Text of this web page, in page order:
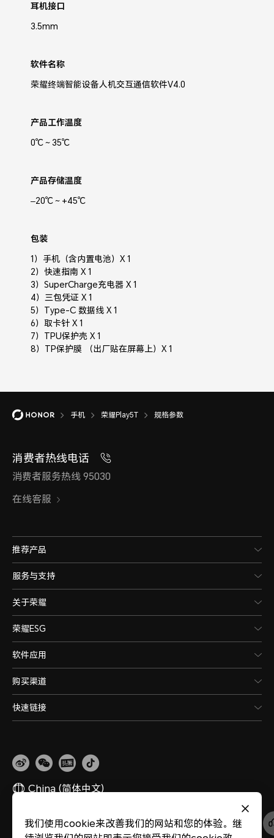
耳机接口
3.5mm
软件名称
荣耀终端智能设备人机交互通信软件V4.0
产品工作温度
0℃～35℃
产品存储温度
–20℃～+45℃
包装
1）手机（含内置电池）X 1
2）快速指南 X 1
3）SuperCharge充电器 X 1
4）三包凭证 X 1
5）Type-C 数据线 X 1
6）取卡针 X 1
7）TPU保护壳 X 1
8）TP保护膜 （出厂贴在屏幕上）X 1
手机 荣耀Play5T 规格参数
消费者热线电话
消费者服务热线 95030
在线客服
推荐产品
服务与支持
关于荣耀
荣耀ESG
软件应用
购买渠道
快速链接
China (简体中文)
网站地图 隐私政策 使用条款 关于cookies 法律信息 除名查询
我们使用cookie来改善我们的网站和您的体验。继